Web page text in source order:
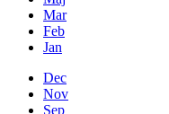
Mar
Feb
Jan
Dec
Nov
Sep